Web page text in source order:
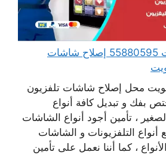
فني تصليح تلفزيونات 55880595 إصلاح شاشات
محل إصلاح شاشات تلفزيون
بفك و تبديل كافة أنواع
، تأمين أجود أنواع الشاشات
أنواع التلفزيونات و الشاشات
، كما أننا نعمل على تأمين